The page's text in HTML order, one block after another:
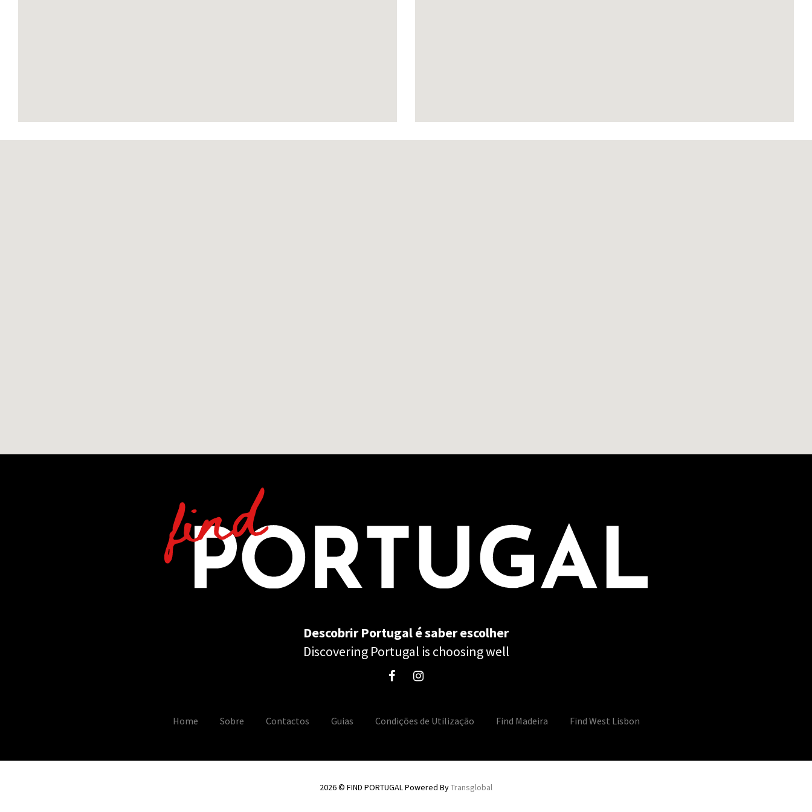
Descobrir Portugal é saber escolher
Discovering Portugal is choosing well
Home Sobre Contactos Guias Condições de Utilização Find Madeira Find West Lisbon
2026 © FIND PORTUGAL Powered ByTransglobal